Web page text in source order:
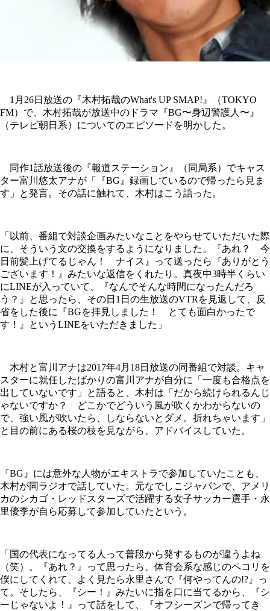
1月26日放送の『木村拓哉のWhat's UP SMAP!』（TOKYO
FM）で、木村拓哉が放送中のドラマ『BG〜身辺警護人〜』
（テレビ朝日系）についてのエピソードを明かした。
同作1話放送後の『報道ステーション』（同局系）でキャス
ター富川悠太アナが「『BG』録画しているので帰ったら見ま
す」と発言。その話に触れて、木村はこう語った。
「以前、番組で対談企画みたいなことをやらせていただいた際
に、そういう文の交換をするようになりました。『あれ？ 今
日前髪上げてるじゃん！ ナイス』って送ったら『ありがとう
ございます！』みたいな返信をくれたり。真夜中3時半くらい
にLINEが入っていて、『なんでそんな時間になったんだろ
う？』と思ったら、その日1日の生放送のVTRを見返して、反
省をした後に『BGを拝見しました！ とても面白かったで
す！』というLINEをいただきました」
木村と富川アナは2017年4月18日放送の同番組で対談。キャ
スターに就任したばかりの富川アナが自分に「一度も合格点を
出していないです」と語ると、木村は「だから続けられるんじ
ゃないですか？ どこかでどういう風が吹くかわからないの
で、強い風が吹いたら、しならないとダメ。折れちゃいます」
と目の前にある桜の枝を見ながら、アドバイスしていた。
『BG』には意外な人物がエキストラで参加していたことも、
木村が同ラジオで話していた。元なでしこジャパンで、アメリ
カのシカゴ・レッドスターズで活躍する女子サッカー選手・永
里優季が自ら応募して参加していたという。
「国の代表になってる人って普段から発するものが違うよね
（笑）。『あれ？』って思ったら、体育会系な感じのペコリを
僕にしてくれて、よく見たら永里さんで『何やってんの!?』っ
て。そしたら、『シー！』みたいに指を口に当てるから、『シ
ーじゃないよ！』って話をして、『オフシーズンで帰ってき